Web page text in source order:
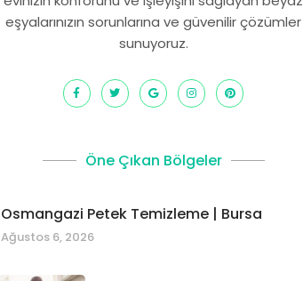
eşyalarınızın sorunlarına ve güvenilir çözümler
sunuyoruz.
Öne Çıkan Bölgeler
Osmangazi Petek Temizleme | Bursa
Ağustos 6, 2026